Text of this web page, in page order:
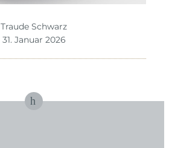
Traude Schwarz
31. Januar 2026